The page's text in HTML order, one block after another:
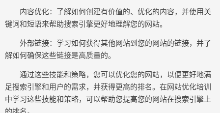
内容优化：了解如何创建有价值的、优化的内容，并使用关
键词和短语来帮助搜索引擎更好地理解您的网站。
外部链接：学习如何获得其他网站到您的网站的链接，并了
解如何确保这些链接是高质量的。
通过这些技能和策略，您可以优化您的网站，以便更好地满
足搜索引擎和用户的需求，并获得更高的排名。在网站优化培训
中学习这些技能和策略，可以帮助您提高您的网站在搜索引擎上